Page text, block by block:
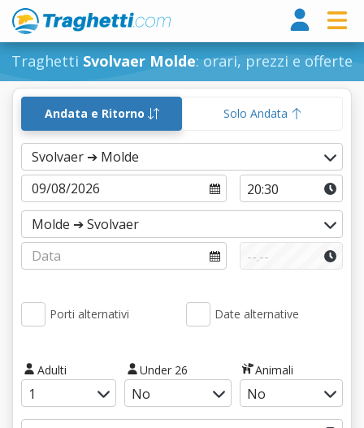
Traghetti Svolvaer Molde: orari, prezzi e offerte
Andata e Ritorno Solo Andata
Porti alternativi Date alternative
Adulti Under 26 Animali